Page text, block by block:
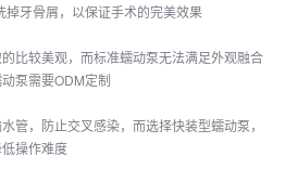
牙骨屑，以保证手术的完美效果
较美观，而标准蠕动泵无法满足外观融合
泵需要ODM定制
，防止交叉感染，而选择快装型蠕动泵，
操作难度